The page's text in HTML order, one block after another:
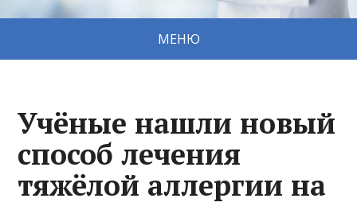
МЕНЮ
Учёные нашли новый
способ лечения
тяжёлой аллергии на